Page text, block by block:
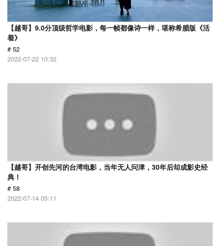
【越哥】9.0分顶级哲学电影，每一帧都像诗一样，堪称希腊版《活
着》
# 52
2022-07-22 10:32
【越哥】开创先河的台湾电影，当年无人问津，30年后却成影史经
典！
# 58
2022-07-14 05:11